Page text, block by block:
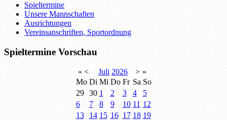
Spieltermine
Unsere Mannschaften
Ausrichtungen
Vereinsanschriften, Sportordnung
Spieltermine Vorschau
« < Juli 2026 > »
Mo Di Mi Do Fr Sa So
29
30 1 2 3 4
5
6
7 8 9 10 11 12
13
14 15 16 17 18 19